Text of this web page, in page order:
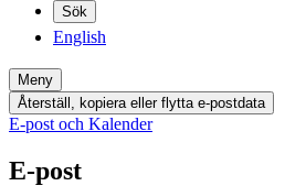
Sök
English
Meny
Återställ, kopiera eller flytta e-postdata
E-post och Kalender
E-post